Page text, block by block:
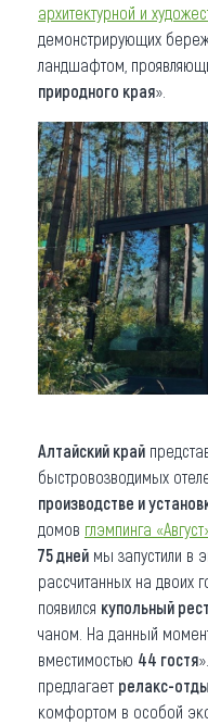
архитектурной и
демонстрирующих
ландшафтом,
природного края».
Алтайский край
быстровозводимых
производстве и
домов глэмпинга
75 дней мы запустили в
рассчитанных на двоих
появился купольный
чаном. На данный
вместимостью 44 гостя
предлагает релакс-
комфортом в особой